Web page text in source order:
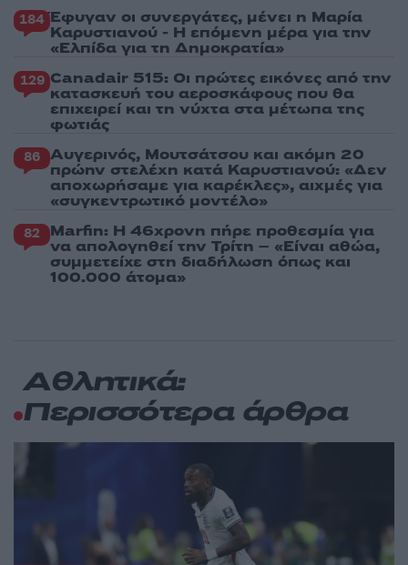
184 Έφυγαν οι συνεργάτες, μένει η Μαρία
Καρυστιανού - Η επόμενη μέρα για την
«Ελπίδα για τη Δημοκρατία»
129 Canadair 515: Οι πρώτες εικόνες από την
κατασκευή του αεροσκάφους που θα
επιχειρεί και τη νύχτα στα μέτωπα της
φωτιάς
86 Αυγερινός, Μουτσάτσου και ακόμη 20
πρώην στελέχη κατά Καρυστιανού: «Δεν
αποχωρήσαμε για καρέκλες», αιχμές για
«συγκεντρωτικό μοντέλο»
82 Marfin: Η 46χρονη πήρε προθεσμία για
να απολογηθεί την Τρίτη – «Είναι αθώα,
συμμετείχε στη διαδήλωση όπως και
100.000 άτομα»
Αθλητικά:
Περισσότερα άρθρα